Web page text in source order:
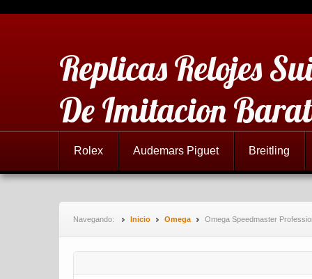
Replicas Relojes
De Imitacion
Rolex Audemars Piguet Breitling
Navegando: Inicio Omega Omega Speedmaster